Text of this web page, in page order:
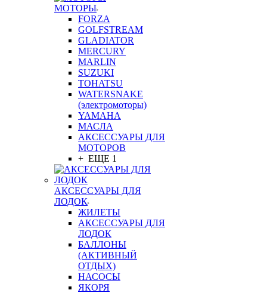
МОТОРЫ
FORZA
GOLFSTREAM
GLADIATOR
MERCURY
MARLIN
SUZUKI
TOHATSU
WATERSNAKE
(электромоторы)
YAMAHA
МАСЛА
АКСЕССУАРЫ ДЛЯ
МОТОРОВ
+ ЕЩЕ 1
АКСЕССУАРЫ ДЛЯ
ЛОДОК
ЖИЛЕТЫ
АКСЕССУАРЫ ДЛЯ
ЛОДОК
БАЛЛОНЫ
(АКТИВНЫЙ
ОТДЫХ)
НАСОСЫ
ЯКОРЯ